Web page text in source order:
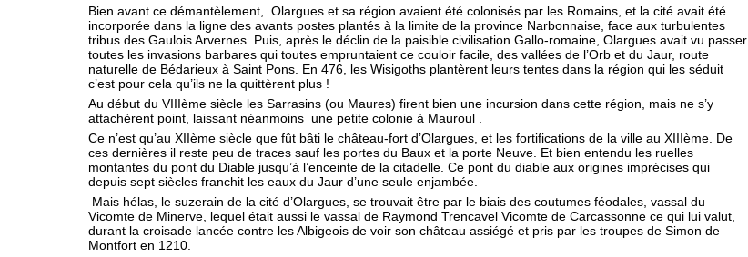
Bien avant ce démantèlement, Olargues et sa région avaient été colonisés par les Romains, et la cité avait été
incorporée dans la ligne des avants postes plantés à la limite de la province Narbonnaise, face aux turbulentes
tribus des Gaulois Arvernes. Puis, après le déclin de la paisible civilisation Gallo-romaine, Olargues avait vu passer
toutes les invasions barbares qui toutes empruntaient ce couloir facile, des vallées de l’Orb et du Jaur, route
naturelle de Bédarieux à Saint Pons. En 476, les Wisigoths plantèrent leurs tentes dans la région qui les séduit
c’est pour cela qu’ils ne la quittèrent plus !
Au début du VIIIème siècle les Sarrasins (ou Maures) firent bien une incursion dans cette région, mais ne s’y
attachèrent point, laissant néanmoins une petite colonie à Mauroul .
Ce n’est qu’au XIIème siècle que fût bâti le château-fort d’Olargues, et les fortifications de la ville au XIIIème. De
ces dernières il reste peu de traces sauf les portes du Baux et la porte Neuve. Et bien entendu les ruelles
montantes du pont du Diable jusqu’à l’enceinte de la citadelle. Ce pont du diable aux origines imprécises qui
depuis sept siècles franchit les eaux du Jaur d’une seule enjambée.
Mais hélas, le suzerain de la cité d’Olargues, se trouvait être par le biais des coutumes féodales, vassal du
Vicomte de Minerve, lequel était aussi le vassal de Raymond Trencavel Vicomte de Carcassonne ce qui lui valut,
durant la croisade lancée contre les Albigeois de voir son château assiégé et pris par les troupes de Simon de
Montfort en 1210.